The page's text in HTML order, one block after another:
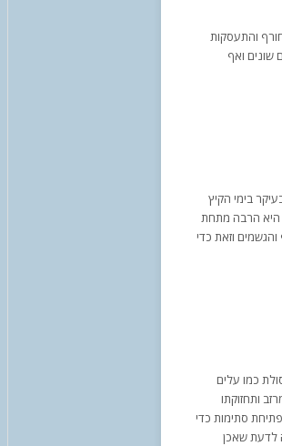
והתעסקות
שונים ואף
בימי הקיץ
היא הרבה מתחת
וזאת כדי
כמו עלים
ותחזוקתו
סתימות כדי
לדעת שאכן